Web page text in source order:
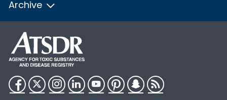
Archive